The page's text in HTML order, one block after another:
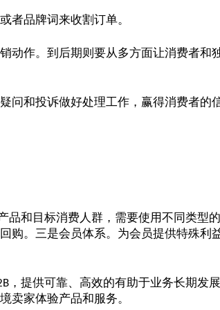
者品牌词来收割订单。
动作。到后期则要从多方面让消费者和
问和投诉做好处理工作，赢得消费者的
品和目标消费人群，需要使用不同类型
购。三是会员体系。为会员提供特殊利益
，提供可靠、高效的有助于业务长期发
卖家体验产品和服务。